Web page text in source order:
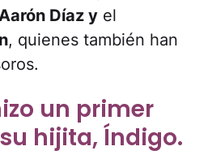
Díaz y el
, quienes también han
un primer
hijita, Índigo.